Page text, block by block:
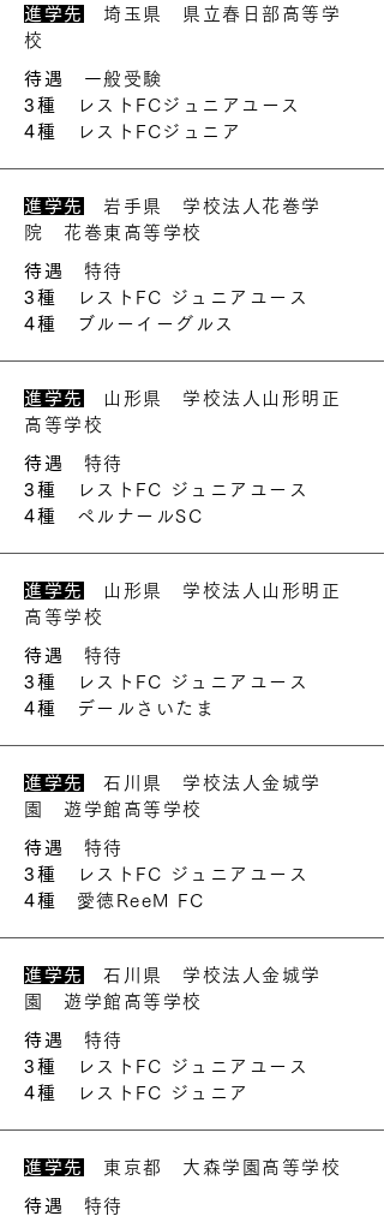
進学先
埼玉県 県立春日部高等学
校
待遇 一般受験
3種
レストFCジュニアユース
4種
レストFCジュニア
進学先
岩手県 学校法人花巻学
院 花巻東高等学校
待遇 特待
3種
レストFC ジュニアユース
4種
ブルーイーグルス
進学先
山形県 学校法人山形明正
高等学校
待遇 特待
3種
レストFC ジュニアユース
4種 ペルナールSC
進学先
山形県 学校法人山形明正
高等学校
待遇 特待
3種
レストFC ジュニアユース
4種
デールさいたま
進学先
石川県 学校法人金城学
園 遊学館高等学校
待遇 特待
3種
レストFC ジュニアユース
4種 愛徳ReeM FC
進学先
石川県 学校法人金城学
園 遊学館高等学校
待遇 特待
3種
レストFC ジュニアユース
4種
レストFC ジュニア
進学先 東京都 大森学園高等学校
待遇 特待